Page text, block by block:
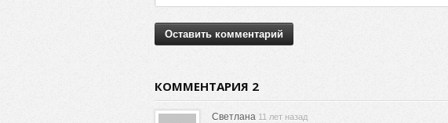
КОММЕНТАРИЯ 2
Светлана 11 лет назад